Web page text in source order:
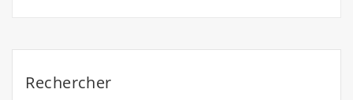
Rechercher